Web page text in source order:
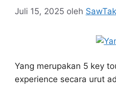
Juli 15, 2025 oleh
Yang merupakan 5 key
experience secara urut